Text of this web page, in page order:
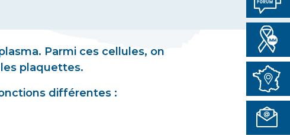
Parmi ces cellules, on
plaquettes.
différentes :